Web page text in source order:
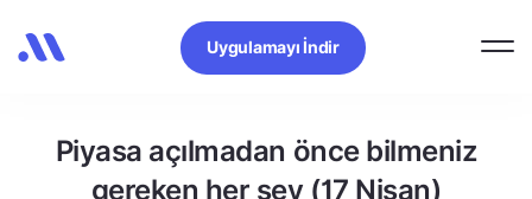
Uygulamayı İndir
Piyasa açılmadan önce bilmeniz
gereken her şey (17 Nisan)